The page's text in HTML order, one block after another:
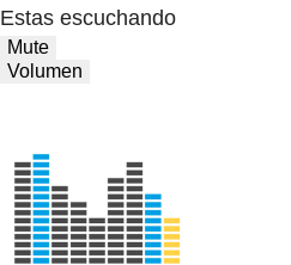
Estas escuchando
Mute
Volumen